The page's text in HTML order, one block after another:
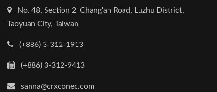
No. 48, Section 2, Chang'an Road, Luzhu District,
Taoyuan City, Taiwan
(+886) 3-312-1913
(+886) 3-312-9413
sanna@crxconec.com